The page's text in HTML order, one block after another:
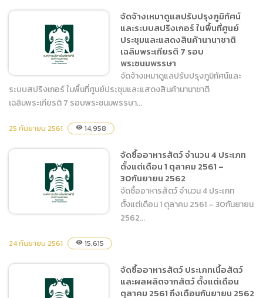
พระชนมพรรษา
ทัศน์และระบบสปริงเกอร์ ใน
เฉลิมพระเกียรติ 7 รอบ
พระชนมพรรษา
จัดจ้างเหมาดูแลปรับปรุงภูมิทัศน์
และระบบสปริงเกอร์ ในพื้นที่ศูนย์
ประชุมและแสดงสินค้านานาชาติ
เฉลิมพระเกียรติ 7 รอบ
พระชนมพรรษา
จัดจ้างเหมาดูแลปรับปรุงภูมิทัศน์และ
ระบบสปริงเกอร์ ในพื้นที่ศูนย์ประชุมและแสดงสินค้านานาชาติ
เฉลิมพระเกียรติ 7 รอบพระชนมพรรษา...
25 กันยายน 2561 visibility 14,958
ประเภท ตั้งแต่เดือน 1 ตุลาคม
2561 – 30กันยายน 2562
จัดซื้ออาหารสัตว์ จำนวน 4 ประเภท
ตั้งแต่เดือน 1 ตุลาคม 2561 –
30กันยายน 2562
จัดซื้ออาหารสัตว์ จำนวน 4 ประเภท
ตั้งแต่เดือน 1 ตุลาคม 2561 – 30กันยายน
2562...
24 กันยายน 2561 visibility 15,615
จัดซื้ออาหารสัตว์ ประเภทเนื้อสัตว์
และผลผลิตจากสัตว์ ตั้งแต่เดือน
ตุลาคม 2561 ถึงเดือนกันยายน 2562